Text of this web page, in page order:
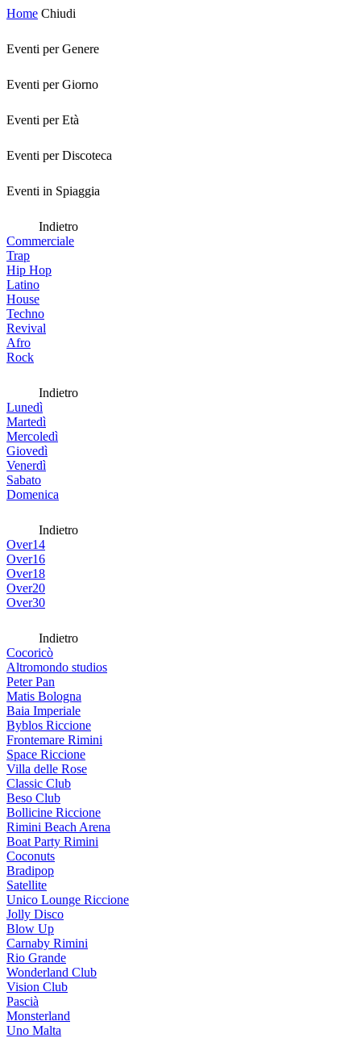
Home Chiudi
Eventi per Genere
Eventi per Giorno
Eventi per Età
Eventi per Discoteca
Eventi in Spiaggia
Indietro
Commerciale
Trap
Hip Hop
Latino
House
Techno
Revival
Afro
Rock
Indietro
Lunedì
Martedì
Mercoledì
Giovedì
Venerdì
Sabato
Domenica
Indietro
Over14
Over16
Over18
Over20
Over30
Indietro
Cocoricò
Altromondo studios
Peter Pan
Matis Bologna
Baia Imperiale
Byblos Riccione
Frontemare Rimini
Space Riccione
Villa delle Rose
Classic Club
Beso Club
Bollicine Riccione
Rimini Beach Arena
Boat Party Rimini
Coconuts
Bradipop
Satellite
Unico Lounge Riccione
Jolly Disco
Blow Up
Carnaby Rimini
Rio Grande
Wonderland Club
Vision Club
Pascià
Monsterland
Uno Malta